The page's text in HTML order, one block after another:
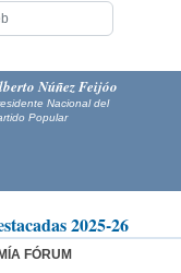
Núñez Feijóo
Nacional del
Popular
2025-26
FÓRUM